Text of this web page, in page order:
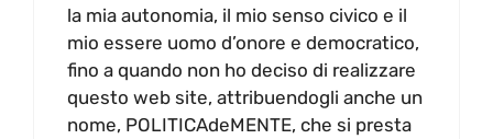
la mia autonomia, il mio senso civico e il
mio essere uomo d’onore e democratico,
fino a quando non ho deciso di realizzare
questo web site, attribuendogli anche un
nome, POLITICAdeMENTE, che si presta